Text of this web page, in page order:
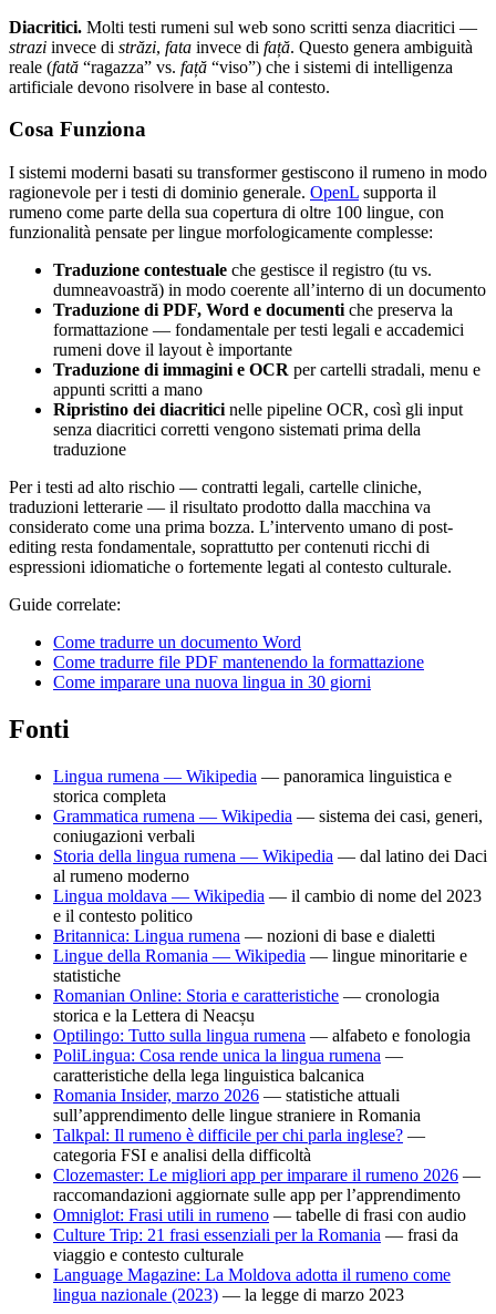
Diacritici. Molti testi rumeni sul web sono scritti senza diacritici —
strazi invece di străzi, fata invece di față. Questo genera ambiguità
reale (fată “ragazza” vs. față “viso”) che i sistemi di intelligenza
artificiale devono risolvere in base al contesto.
Cosa Funziona
I sistemi moderni basati su transformer gestiscono il rumeno in modo
ragionevole per i testi di dominio generale. OpenL supporta il
rumeno come parte della sua copertura di oltre 100 lingue, con
funzionalità pensate per lingue morfologicamente complesse:
Traduzione contestuale che gestisce il registro (tu vs.
dumneavoastră) in modo coerente all’interno di un documento
Traduzione di PDF, Word e documenti che preserva la
formattazione — fondamentale per testi legali e accademici
rumeni dove il layout è importante
Traduzione di immagini e OCR per cartelli stradali, menu e
appunti scritti a mano
Ripristino dei diacritici nelle pipeline OCR, così gli input
senza diacritici corretti vengono sistemati prima della
traduzione
Per i testi ad alto rischio — contratti legali, cartelle cliniche,
traduzioni letterarie — il risultato prodotto dalla macchina va
considerato come una prima bozza. L’intervento umano di post-
editing resta fondamentale, soprattutto per contenuti ricchi di
espressioni idiomatiche o fortemente legati al contesto culturale.
Guide correlate:
Come tradurre un documento Word
Come tradurre file PDF mantenendo la formattazione
Come imparare una nuova lingua in 30 giorni
Fonti
Lingua rumena — Wikipedia — panoramica linguistica e
storica completa
Grammatica rumena — Wikipedia — sistema dei casi, generi,
coniugazioni verbali
Storia della lingua rumena — Wikipedia — dal latino dei Daci
al rumeno moderno
Lingua moldava — Wikipedia — il cambio di nome del 2023
e il contesto politico
Britannica: Lingua rumena — nozioni di base e dialetti
Lingue della Romania — Wikipedia — lingue minoritarie e
statistiche
Romanian Online: Storia e caratteristiche — cronologia
storica e la Lettera di Neacșu
Optilingo: Tutto sulla lingua rumena — alfabeto e fonologia
PoliLingua: Cosa rende unica la lingua rumena —
caratteristiche della lega linguistica balcanica
Romania Insider, marzo 2026 — statistiche attuali
sull’apprendimento delle lingue straniere in Romania
Talkpal: Il rumeno è difficile per chi parla inglese? —
categoria FSI e analisi della difficoltà
Clozemaster: Le migliori app per imparare il rumeno 2026 —
raccomandazioni aggiornate sulle app per l’apprendimento
Omniglot: Frasi utili in rumeno — tabelle di frasi con audio
Culture Trip: 21 frasi essenziali per la Romania — frasi da
viaggio e contesto culturale
Language Magazine: La Moldova adotta il rumeno come
lingua nazionale (2023) — la legge di marzo 2023